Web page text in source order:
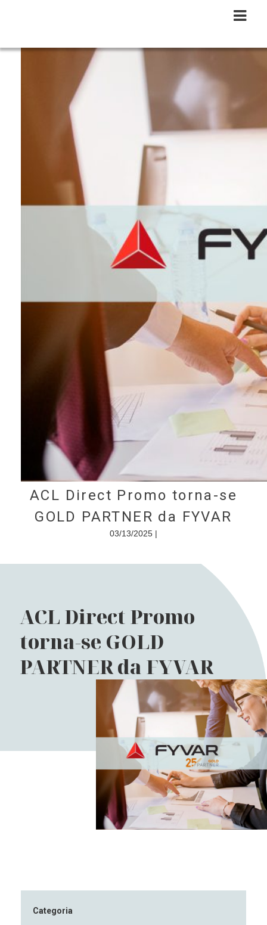
ACL Direct Promo torna-se
GOLD PARTNER da FYVAR
03/13/2025 |
ACL Direct Promo
torna-se GOLD
PARTNER da FYVAR
Categoria